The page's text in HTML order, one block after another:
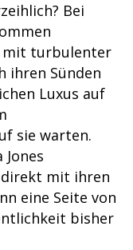
Bei
mit turbulenter
ihren Sünden
Luxus auf
sie warten.
mit ihren
eine Seite von
bisher